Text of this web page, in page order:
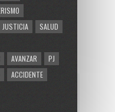
JUSTICIA
SALUD
AVANZAR
PJ
ACCIDENTE